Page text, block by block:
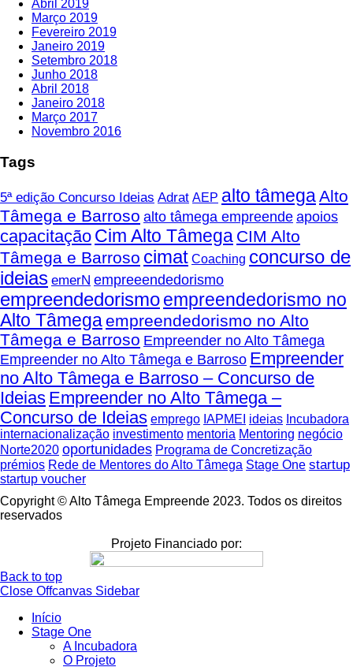
Abril 2019
Março 2019
Fevereiro 2019
Janeiro 2019
Setembro 2018
Junho 2018
Abril 2018
Janeiro 2018
Março 2017
Novembro 2016
Tags
5ª edição Concurso Ideias Adrat AEP alto tâmegaAlto
Tâmega e Barroso alto tâmega empreende apoios
capacitação Cim Alto Tâmega CIM Alto
Tâmega e Barroso cimat Coaching concurso de
ideias emerN empreeendedorismo
empreendedorismoempreendedorismo no
Alto Tâmegaempreendedorismo no Alto
Tâmega e Barroso Empreender no Alto Tâmega
Empreender no Alto Tâmega e Barroso Empreender
no Alto Tâmega e Barroso – Concurso de
Ideias Empreender no Alto Tâmega –
Concurso de Ideias emprego IAPMEI ideias Incubadora
internacionalização investimento mentoria Mentoring negócio
Norte2020 oportunidades Programa de Concretização
prémios Rede de Mentores do Alto Tâmega Stage One startup
startup voucher
Copyright © Alto Tâmega Empreende 2023. Todos os direitos
reservados
Projeto Financiado por:
Back to top
Close Offcanvas Sidebar
Início
Stage One
A Incubadora
O Projeto